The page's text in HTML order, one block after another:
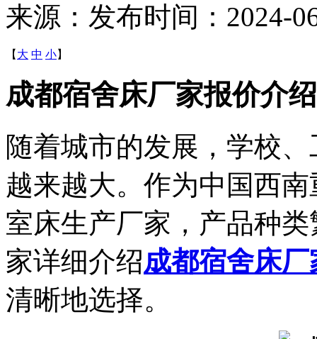
来源： 发布时间：2024-
【 大 中 小】
成都宿舍床厂家报价介绍
随着城市的发展，学校
越来越大。作为中国西
室床生产厂家，产品种
家详细介绍成都宿舍床厂
清晰地选择。